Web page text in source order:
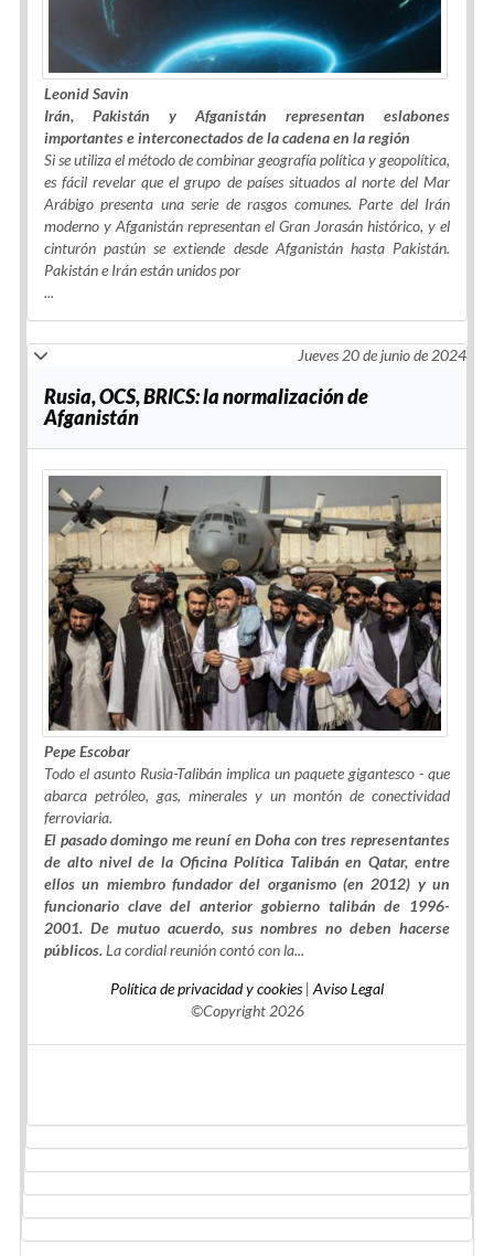
Leonid Savin
Irán, Pakistán y Afganistán representan eslabones
importantes e interconectados de la cadena en la región
Si se utiliza el método de combinar geografía política y geopolítica,
es fácil revelar que el grupo de países situados al norte del Mar
Arábigo presenta una serie de rasgos comunes. Parte del Irán
moderno y Afganistán representan el Gran Jorasán histórico, y el
cinturón pastún se extiende desde Afganistán hasta Pakistán.
Pakistán e Irán están unidos por
...
Jueves 20 de junio de 2024
Rusia, OCS, BRICS: la normalización de
Afganistán
Pepe Escobar
Todo el asunto Rusia-Talibán implica un paquete gigantesco - que
abarca petróleo, gas, minerales y un montón de conectividad
ferroviaria.
El pasado domingo me reuní en Doha con tres representantes
de alto nivel de la Oficina Política Talibán en Qatar, entre
ellos un miembro fundador del organismo (en 2012) y un
funcionario clave del anterior gobierno talibán de 1996-
2001. De mutuo acuerdo, sus nombres no deben hacerse
públicos.La cordial reunión contó con la...
Política de privacidad y cookies| Aviso Legal
©Copyright 2026